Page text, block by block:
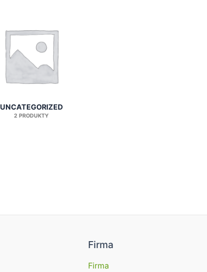
UNCATEGORIZED
2 PRODUKTY
Firma
Firma